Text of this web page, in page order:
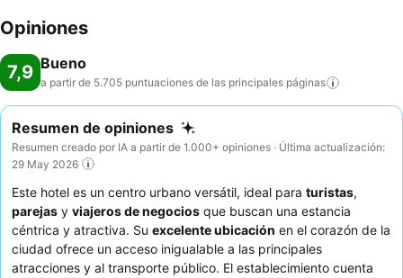
Opiniones
7,9 Bueno
a partir de 5.705 puntuaciones de las principales páginas
Resumen de opiniones
Resumen creado por IA a partir de 1.000+ opiniones · Última actualización:
29 May 2026
Este hotel es un centro urbano versátil, ideal para turistas,
parejas y viajeros de negocios que buscan una estancia
céntrica y atractiva. Su excelente ubicación en el corazón de la
ciudad ofrece un acceso inigualable a las principales
atracciones y al transporte público. El establecimiento cuenta